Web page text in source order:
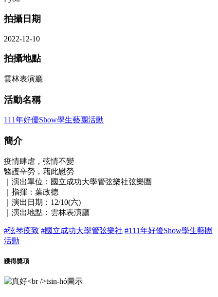
拍攝日期
2022-12-10
拍攝地點
雲林表演廳
活動名稱
111年好優Show學生藝團活動
簡介
疫情肆虐，弦情不變
醫護辛勞，藉此慰勞
｜演出單位：國立成功大學管弦樂社弦樂團
｜指揮：葉政德
｜演出日期：12/10(六)
｜演出地點：雲林表演廳
#弦琴疫致 #國立成功大學管弦樂社 #111年好優Show學生藝團
活動
獲得獎項